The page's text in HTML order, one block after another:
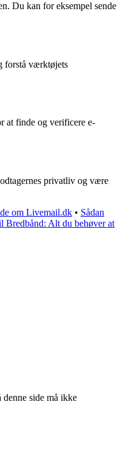
Du kan for eksempel sende
forstå værktøjets
at finde og verificere e-
privatliv og være
om Livemail.dk • Sådan
Bredbånd: Alt du behøver at
side må ikke